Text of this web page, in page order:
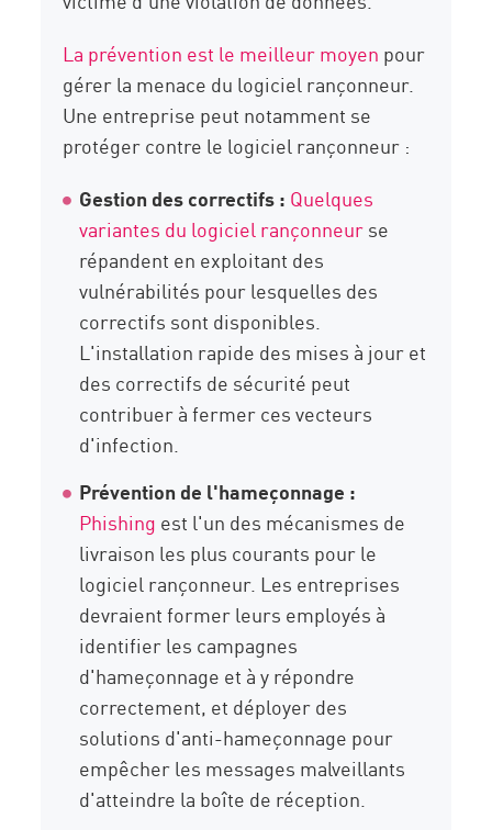
La prévention est le meilleur moyen pour
gérer la menace du logiciel rançonneur.
Une entreprise peut notamment se
protéger contre le logiciel rançonneur :
Gestion des correctifs : Quelques
variantes du logiciel rançonneurse
répandent en exploitant des
vulnérabilités pour lesquelles des
correctifs sont disponibles.
L'installation rapide des mises à jour et
des correctifs de sécurité peut
contribuer à fermer ces vecteurs
d'infection.
Prévention de l'hameçonnage :
Phishing est l'un des mécanismes de
livraison les plus courants pour le
logiciel rançonneur. Les entreprises
devraient former leurs employés à
identifier les campagnes
d'hameçonnage et à y répondre
correctement, et déployer des
solutions d'anti-hameçonnage pour
empêcher les messages malveillants
d'atteindre la boîte de réception.